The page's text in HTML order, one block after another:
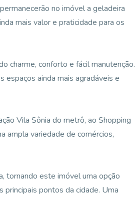
no imóvel a geladeira
mais valor e praticidade para os
charme, conforto e fácil manutenção.
ainda mais agradáveis e
Vila Sônia do metrô, ao Shopping
ampla variedade de comércios,
tornando este imóvel uma opção
principais pontos da cidade. Uma